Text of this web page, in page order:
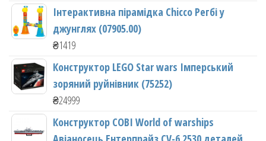
Інтерактивна пірамідка Chicco Регбі у
джунглях (07905.00)
₴1419
Конструктор LEGO Star wars Імперський
зоряний руйнівник (75252)
₴24999
Конструктор COBI World of warships